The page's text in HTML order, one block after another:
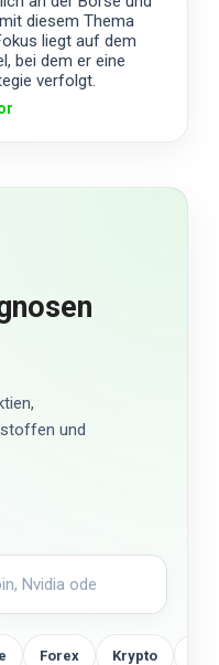
diesem Thema
liegt auf dem
bei dem er eine
verfolgt.
und
Forex Krypto